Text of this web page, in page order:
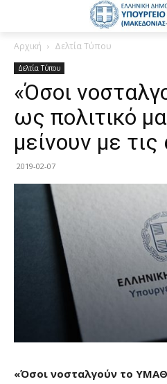
Αρχική Δελτία Τύπου
Δελτία Τύπου
«Όσοι
ως πολιτικό
μείνουν με
2019-02-07
«Όσοι νοσταλγούν το